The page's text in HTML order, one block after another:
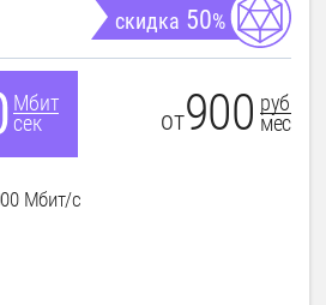
скидка 50%
Мбит
сек
от900 руб
мес
Мбит/с